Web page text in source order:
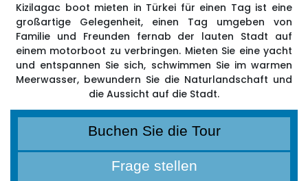
Kizilagac boot mieten in Türkei für einen Tag ist eine
großartige Gelegenheit, einen Tag umgeben von
Familie und Freunden fernab der lauten Stadt auf
einem motorboot zu verbringen. Mieten Sie eine yacht
und entspannen Sie sich, schwimmen Sie im warmen
Meerwasser, bewundern Sie die Naturlandschaft und
die Aussicht auf die Stadt.
Buchen Sie die Tour
Frage stellen